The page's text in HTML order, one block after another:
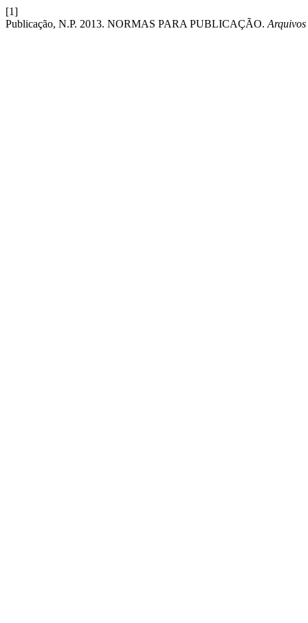
[1]
Publicação, N.P. 2013. NORMAS PARA PUBLICAÇÃO.